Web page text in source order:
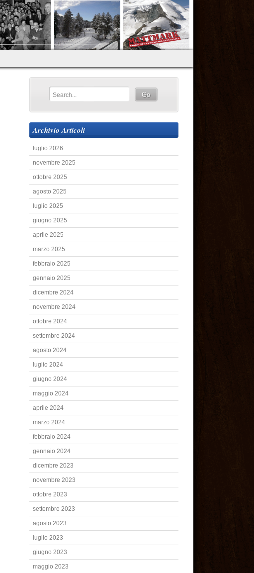
Archivio Articoli
luglio 2026
novembre 2025
ottobre 2025
agosto 2025
luglio 2025
giugno 2025
aprile 2025
marzo 2025
febbraio 2025
gennaio 2025
dicembre 2024
novembre 2024
ottobre 2024
settembre 2024
agosto 2024
luglio 2024
giugno 2024
maggio 2024
aprile 2024
marzo 2024
febbraio 2024
gennaio 2024
dicembre 2023
novembre 2023
ottobre 2023
settembre 2023
agosto 2023
luglio 2023
giugno 2023
maggio 2023